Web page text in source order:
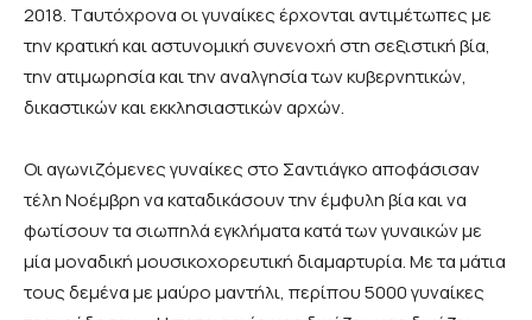
2018. Tαυτόχρονα οι γυναίκες έρχονται αντιμέτωπες με
την κρατική και αστυνομική συνενοχή στη σεξιστική βία,
την ατιμωρησία και την αναλγησία των κυβερνητικών,
δικαστικών και εκκλησιαστικών αρχών.
Οι αγωνιζόμενες γυναίκες στο Σαντιάγκο αποφάσισαν
τέλη Νοέμβρη να καταδικάσουν την έμφυλη βία και να
φωτίσουν τα σιωπηλά εγκλήματα κατά των γυναικών με
μία μοναδική μουσικοχορευτική διαμαρτυρία. Με τα μάτια
τους δεμένα με μαύρο μαντήλι, περίπου 5000 γυναίκες